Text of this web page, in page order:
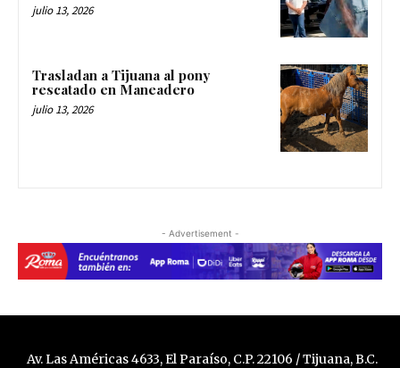
julio 13, 2026
Trasladan a Tijuana al pony
rescatado en Maneadero
julio 13, 2026
- Advertisement -
Av. Las Américas 4633, El Paraíso, C.P. 22106 / Tijuana, B.C.